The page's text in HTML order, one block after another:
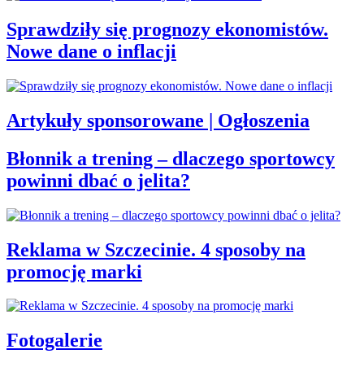
Sprawdziły się prognozy ekonomistów.
Nowe dane o inflacji
Artykuły sponsorowane | Ogłoszenia
Błonnik a trening – dlaczego sportowcy
powinni dbać o jelita?
Reklama w Szczecinie. 4 sposoby na
promocję marki
Fotogalerie